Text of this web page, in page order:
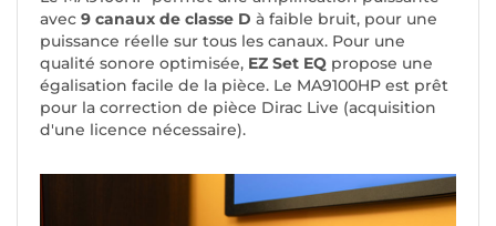
avec 9 canaux de classe D à faible bruit, pour une
puissance réelle sur tous les canaux. Pour une
qualité sonore optimisée, EZ Set EQ propose une
égalisation facile de la pièce. Le MA9100HP est prêt
pour la correction de pièce Dirac Live (acquisition
d'une licence nécessaire).